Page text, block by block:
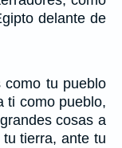
delante de
tu pueblo
ti como pueblo,
cosas a
tierra, ante tu